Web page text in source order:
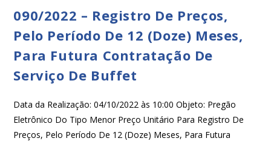
090/2022 – Registro De Preços,
Pelo Período De 12 (Doze) Meses,
Para Futura Contratação De
Serviço De Buffet
Data da Realização: 04/10/2022 às 10:00 Objeto: Pregão
Eletrônico Do Tipo Menor Preço Unitário Para Registro De
Preços, Pelo Período De 12 (Doze) Meses, Para Futura